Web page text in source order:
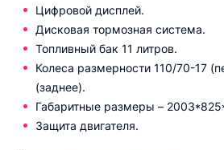
Цифровой дисплей.
Дисковая тормозная система.
Топливный бак 11 литров.
Колеса размерности 110/70-17
(заднее).
Габаритные размеры –
Защита двигателя.